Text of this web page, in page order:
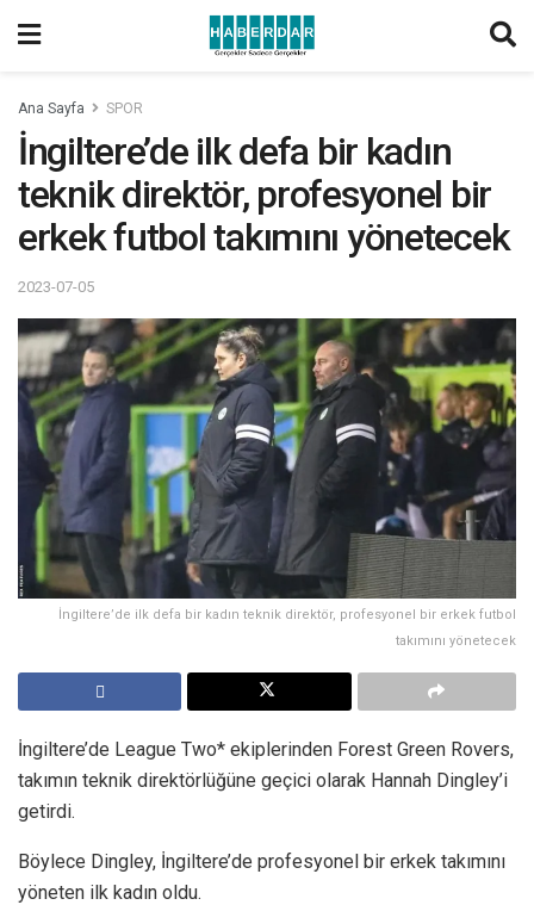
Ana Sayfa SPOR
İngiltere’de ilk defa bir kadın
teknik direktör, profesyonel bir
erkek futbol takımını yönetecek
2023-07-05
İngiltere’de ilk defa bir kadın teknik direktör, profesyonel bir erkek futbol
takımını yönetecek
İngiltere’de League Two* ekiplerinden Forest Green Rovers,
takımın teknik direktörlüğüne geçici olarak Hannah Dingley’i
getirdi.
Böylece Dingley, İngiltere’de profesyonel bir erkek takımını
yöneten ilk kadın oldu.